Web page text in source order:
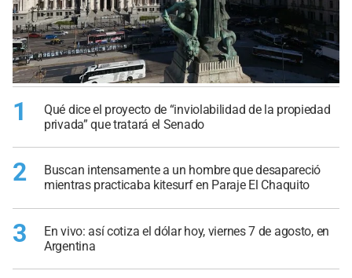
1
Qué dice el proyecto de “inviolabilidad de la propiedad
privada” que tratará el Senado
2
Buscan intensamente a un hombre que desapareció
mientras practicaba kitesurf en Paraje El Chaquito
3
En vivo: así cotiza el dólar hoy, viernes 7 de agosto, en
Argentina